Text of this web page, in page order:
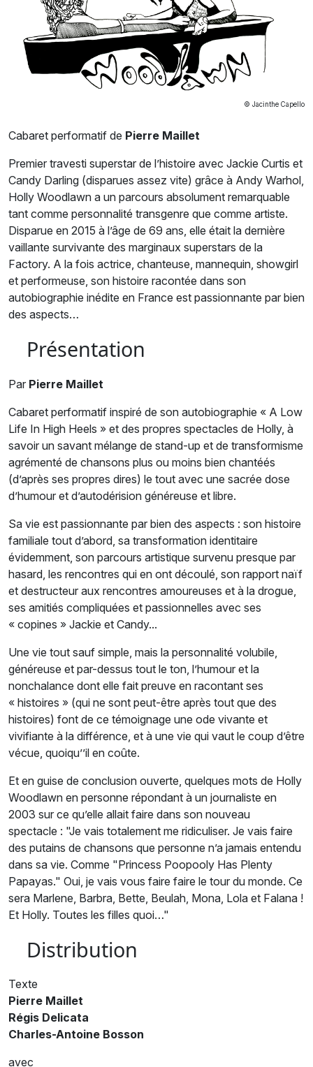
© Jacinthe Capello
Cabaret performatif de Pierre Maillet
Premier travesti superstar de l’histoire avec Jackie Curtis et
Candy Darling (disparues assez vite) grâce à Andy Warhol,
Holly Woodlawn a un parcours absolument remarquable
tant comme personnalité transgenre que comme artiste.
Disparue en 2015 à l’âge de 69 ans, elle était la dernière
vaillante survivante des marginaux superstars de la
Factory. A la fois actrice, chanteuse, mannequin, showgirl
et performeuse, son histoire racontée dans son
autobiographie inédite en France est passionnante par bien
des aspects…
Présentation
Par Pierre Maillet
Cabaret performatif inspiré de son autobiographie « A Low
Life In High Heels » et des propres spectacles de Holly, à
savoir un savant mélange de stand-up et de transformisme
agrémenté de chansons plus ou moins bien chantéés
(d’après ses propres dires) le tout avec une sacrée dose
d’humour et d’autodérision généreuse et libre.
Sa vie est passionnante par bien des aspects : son histoire
familiale tout d’abord, sa transformation identitaire
évidemment, son parcours artistique survenu presque par
hasard, les rencontres qui en ont découlé, son rapport naïf
et destructeur aux rencontres amoureuses et à la drogue,
ses amitiés compliquées et passionnelles avec ses
« copines » Jackie et Candy...
Une vie tout sauf simple, mais la personnalité volubile,
généreuse et par-dessus tout le ton, l’humour et la
nonchalance dont elle fait preuve en racontant ses
« histoires » (qui ne sont peut-être après tout que des
histoires) font de ce témoignage une ode vivante et
vivifiante à la différence, et à une vie qui vaut le coup d’être
vécue, quoiqu’’il en coûte.
Et en guise de conclusion ouverte, quelques mots de Holly
Woodlawn en personne répondant à un journaliste en
2003 sur ce qu’elle allait faire dans son nouveau
spectacle : "Je vais totalement me ridiculiser. Je vais faire
des putains de chansons que personne n’a jamais entendu
dans sa vie. Comme "Princess Poopooly Has Plenty
Papayas." Oui, je vais vous faire faire le tour du monde. Ce
sera Marlene, Barbra, Bette, Beulah, Mona, Lola et Falana !
Et Holly. Toutes les filles quoi…"
Distribution
Texte
Pierre Maillet
Régis Delicata
Charles-Antoine Bosson
avec